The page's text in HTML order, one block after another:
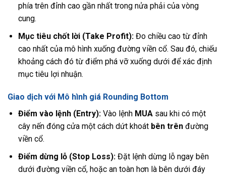
phía trên đỉnh cao gần nhất trong nửa phải của vòng
cung.
Mục tiêu chốt lời (Take Profit):Đo chiều cao từ đỉnh
cao nhất của mô hình xuống đường viền cổ. Sau đó, chiếu
khoảng cách đó từ điểm phá vỡ xuống dưới để xác định
mục tiêu lợi nhuận.
Giao dịch với Mô hình giá Rounding Bottom
Điểm vào lệnh (Entry):Vào lệnh MUAsau khi có một
cây nến đóng cửa một cách dứt khoát bên trênđường
viền cổ.
Điểm dừng lỗ (Stop Loss):Đặt lệnh dừng lỗ ngay bên
dưới đường viền cổ, hoặc an toàn hơn là bên dưới đáy